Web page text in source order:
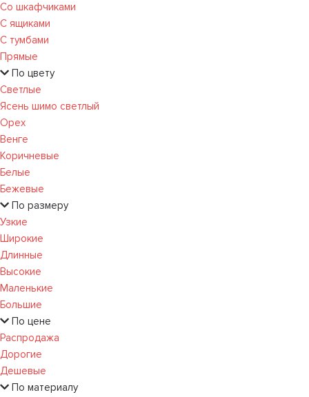
Со шкафчиками
С ящиками
С тумбами
Прямые
По цвету
Светлые
Ясень шимо светлый
Орех
Венге
Коричневые
Белые
Бежевые
По размеру
Узкие
Широкие
Длинные
Высокие
Маленькие
Большие
По цене
Распродажа
Дорогие
Дешевые
По материалу